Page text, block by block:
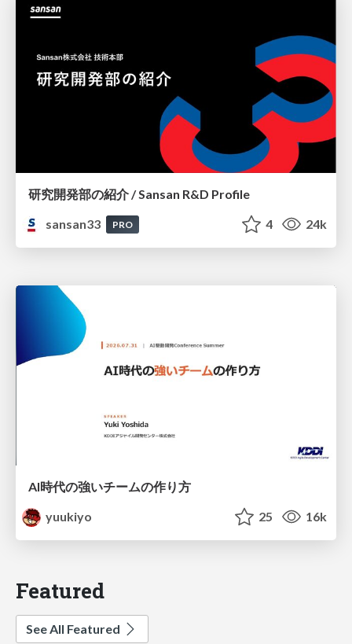
研究開発部の紹介 / Sansan R&D Profile
sansan33
PRO 4 24k
AI時代の強いチームの作り方
yuukiyo
25 16k
Featured
See All Featured